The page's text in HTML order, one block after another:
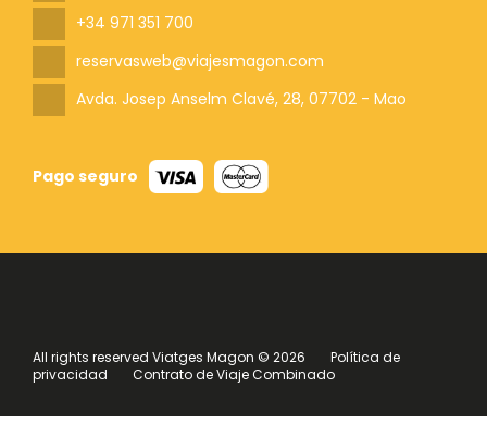
+34 971 351 700
reservasweb@viajesmagon.com
Avda. Josep Anselm Clavé, 28, 07702 - Mao
Pago seguro
All rights reserved Viatges Magon © 2026
Política de
privacidad
Contrato de Viaje Combinado